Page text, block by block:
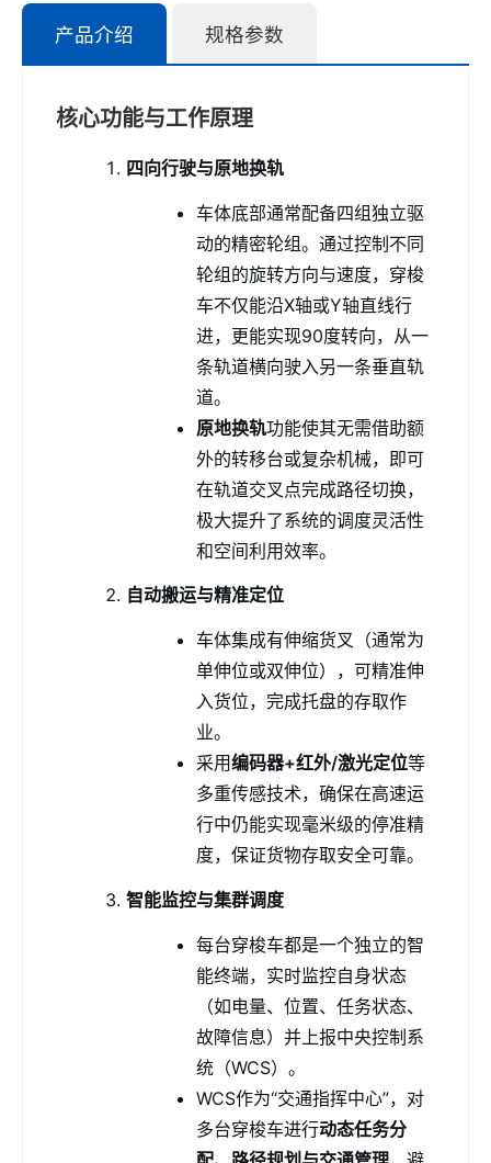
产品介绍 规格参数
核心功能与工作原理
四向行驶与原地换轨
车体底部通常配备四组独立驱
动的精密轮组。通过控制不同
轮组的旋转方向与速度，穿梭
车不仅能沿X轴或Y轴直线行
进，更能实现90度转向，从一
条轨道横向驶入另一条垂直轨
道。
原地换轨功能使其无需借助额
外的转移台或复杂机械，即可
在轨道交叉点完成路径切换，
极大提升了系统的调度灵活性
和空间利用效率。
自动搬运与精准定位
车体集成有伸缩货叉（通常为
单伸位或双伸位），可精准伸
入货位，完成托盘的存取作
业。
采用编码器+红外/激光定位等
多重传感技术，确保在高速运
行中仍能实现毫米级的停准精
度，保证货物存取安全可靠。
智能监控与集群调度
每台穿梭车都是一个独立的智
能终端，实时监控自身状态
（如电量、位置、任务状态、
故障信息）并上报中央控制系
统（WCS）。
WCS作为“交通指挥中心”，对
多台穿梭车进行动态任务分